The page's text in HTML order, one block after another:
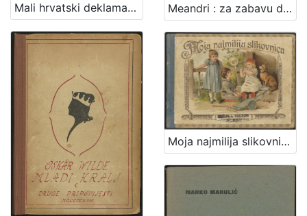
Mali hrvatski deklamator : sbirka pjesama za mladež / sastavio i s uvodom o deklamaciji popratio Josip Milaković Meandri : za zabavu dobrim kevicama / napisala Jelica Belović-Bernadzikowska
Moja najmilija slikovnica : pjesmice / napisao Stjepan Širola